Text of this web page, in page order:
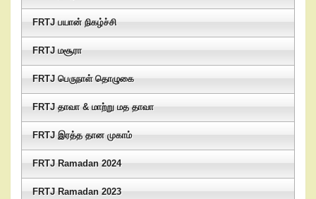
FRTJ பயான் நிகழ்ச்சி
FRTJ மசூரா
FRTJ பெருநாள் தொழுகை
FRTJ தாவா & மாற்று மத தாவா
FRTJ இரத்த தான முகாம்
FRTJ Ramadan 2024
FRTJ Ramadan 2023